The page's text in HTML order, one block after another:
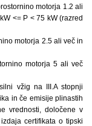
motorja 1.2 ali
<= P < 75 kW (razred
motorja 2.5 ali več in
motorja 5 ali več
vžig na III.A stopnji
in če emisije plinastih
vrednosti, določene v
certifikata o tipski